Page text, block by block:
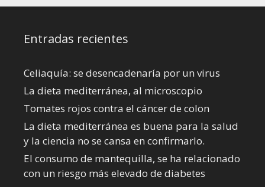
Entradas recientes
Celiaquía: se desencadenaría por un virus
La dieta mediterránea, al microscopio
Tomates rojos contra el cáncer de colon
La dieta mediterránea es buena para la salud
y la ciencia no se cansa en confirmarlo.
El consumo de mantequilla, se ha relacionado
con un riesgo más elevado de diabetes